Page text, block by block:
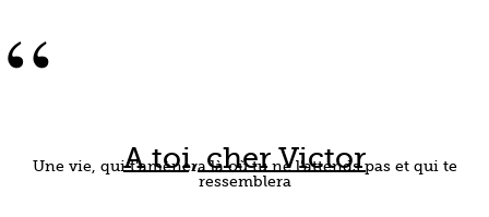
A toi, cher Victor
Une vie, qui t’amènera là où tu ne l’attends pas et qui te
ressemblera
“